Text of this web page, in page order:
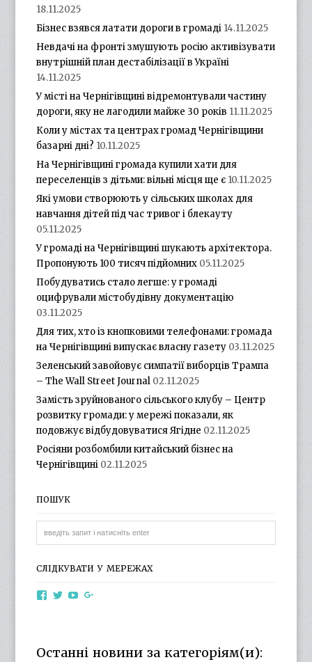
18.11.2025
Бізнес взявся латати дороги в громаді 14.11.2025
Невдачі на фронті змушують росію активізувати
внутрішній план дестабілізації в Україні
14.11.2025
У місті на Чернігівщині відремонтували частину
дороги, яку не лагодили майже 30 років 11.11.2025
Коли у містах та центрах громад Чернігівщини
базарні дні? 10.11.2025
На Чернігівщині громада купили хати для
переселенців з дітьми: вільні місця ще є 10.11.2025
Які умови створюють у сільських школах для
навчання дітей під час тривог і блекауту
05.11.2025
У громаді на Чернігівщині шукають архітектора.
Пропонують 100 тисяч підйомних 05.11.2025
Побудуватись стало легше: у громаді
оцифрували містобудівну документацію
03.11.2025
Для тих, хто із кнопковими телефонами: громада
на Чернігівщині випускає власну газету 03.11.2025
Зеленський завойовує симпатії виборців Трампа
– The Wall Street Journal 02.11.2025
Замість зруйнованого сільського клубу – Центр
розвитку громади: у мережі показали, як
подовжує відбудовуватися Ягідне 02.11.2025
Росіяни розбомбили китайський бізнес на
Чернігівщині 02.11.2025
ПОШУК
СЛІДКУВАТИ У МЕРЕЖАХ
ViewViewView
YouTube
Останні новини за категоріям(и):